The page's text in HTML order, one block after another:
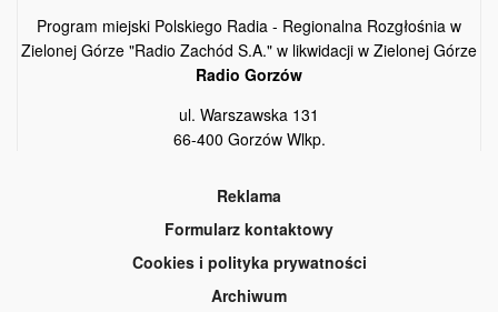
Program miejski Polskiego Radia - Regionalna Rozgłośnia w
Zielonej Górze "Radio Zachód S.A." w likwidacji w Zielonej Górze
Radio Gorzów
ul. Warszawska 131
66-400 Gorzów Wlkp.
Reklama
Formularz kontaktowy
Cookies i polityka prywatności
Archiwum